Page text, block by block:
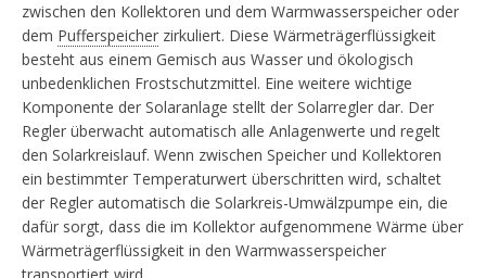
zwischen den Kollektoren und dem Warmwasserspeicher oder
dem Pufferspeicher zirkuliert. Diese Wärmeträgerflüssigkeit
besteht aus einem Gemisch aus Wasser und ökologisch
unbedenklichen Frostschutzmittel. Eine weitere wichtige
Komponente der Solaranlage stellt der Solarregler dar. Der
Regler überwacht automatisch alle Anlagenwerte und regelt
den Solarkreislauf. Wenn zwischen Speicher und Kollektoren
ein bestimmter Temperaturwert überschritten wird, schaltet
der Regler automatisch die Solarkreis-Umwälzpumpe ein, die
dafür sorgt, dass die im Kollektor aufgenommene Wärme über
Wärmeträgerflüssigkeit in den Warmwasserspeicher